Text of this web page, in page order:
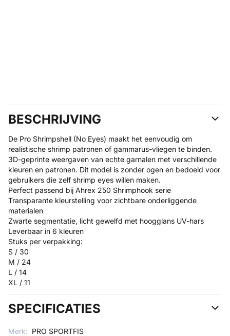
BESCHRIJVING
De Pro Shrimpshell (No Eyes) maakt het eenvoudig om
realistische shrimp patronen of gammarus-vliegen te binden.
3D-geprinte weergaven van echte garnalen met verschillende
kleuren en patronen. Dit model is zonder ogen en bedoeld voor
gebruikers die zelf shrimp eyes willen maken.
Perfect passend bij Ahrex 250 Shrimphook serie
Transparante kleurstelling voor zichtbare onderliggende
materialen
Zwarte segmentatie, licht gewelfd met hoogglans UV-hars
Leverbaar in 6 kleuren
Stuks per verpakking:
S / 30
M / 24
L / 14
XL / 11
SPECIFICATIES
Merk: PRO SPORTFIS